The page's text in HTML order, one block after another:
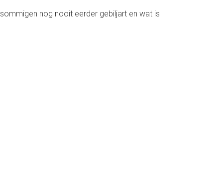
nog nooit eerder gebiljart en wat is